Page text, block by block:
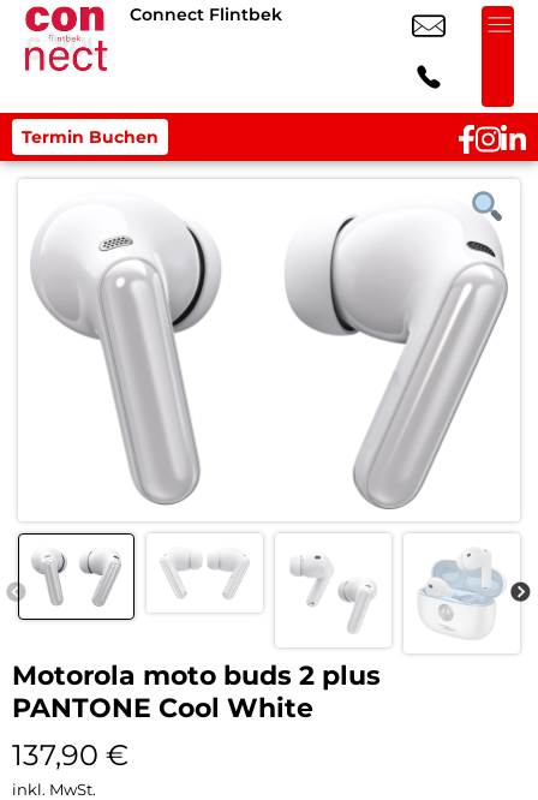
Connect Flintbek
Termin Buchen
Motorola moto buds 2 plus
PANTONE Cool White
137,90 €
inkl. MwSt.